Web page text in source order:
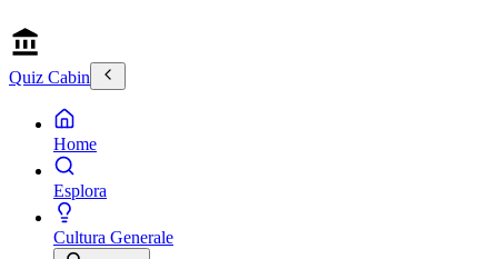
Quiz Cabin
Home
Esplora
Cultura Generale